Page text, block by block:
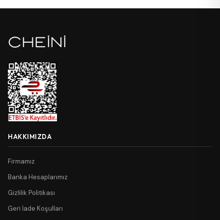
HAKKIMIZDA
Firmamız
Banka Hesaplarımız
Gizlilik Politikası
Geri İade Koşulları